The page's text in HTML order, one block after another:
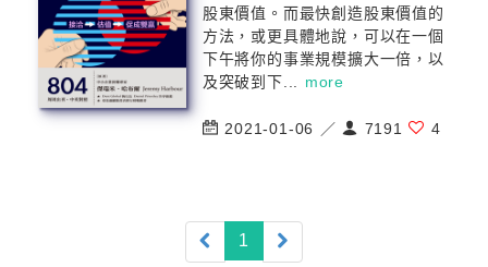
股東價值。而最快創造股東價值的
方法，或更具體地說，可以在一個
下午將你的事業規模擴大一倍，以
及突破到下... more
2021-01-06 ／ 7191 4
1 (current)